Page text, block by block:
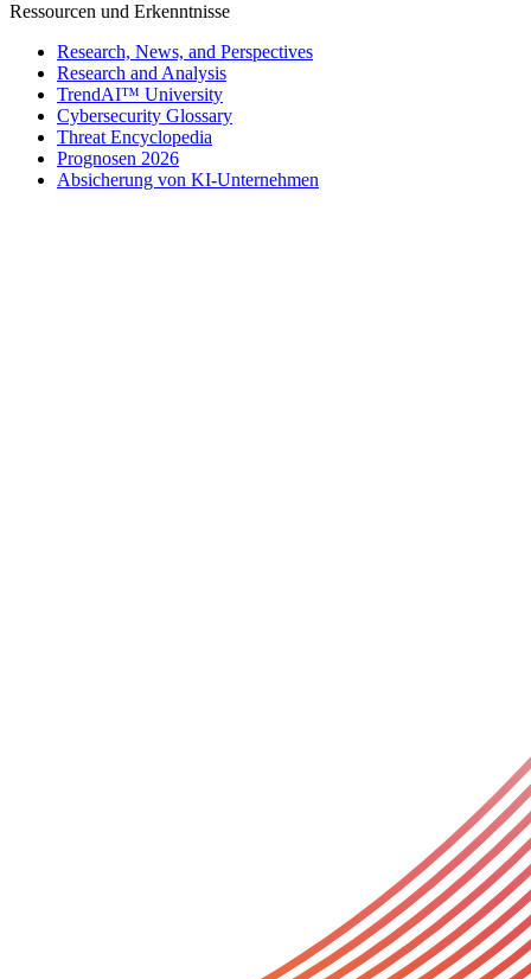
Ressourcen und Erkenntnisse
Research, News, and Perspectives
Research and Analysis
TrendAI™ University
Cybersecurity Glossary
Threat Encyclopedia
Prognosen 2026
Absicherung von KI-Unternehmen